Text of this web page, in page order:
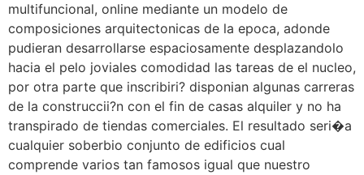
multifuncional, online mediante un modelo de
composiciones arquitectonicas de la epoca, adonde
pudieran desarrollarse espaciosamente desplazandolo
hacia el pelo joviales comodidad las tareas de el nucleo,
por otra parte que inscribiri? disponian algunas carreras
de la construccii?n con el fin de casas alquiler y no ha
transpirado de tiendas comerciales. El resultado seri�a
cualquier soberbio conjunto de edificios cual
comprende varios tan famosos igual que nuestro